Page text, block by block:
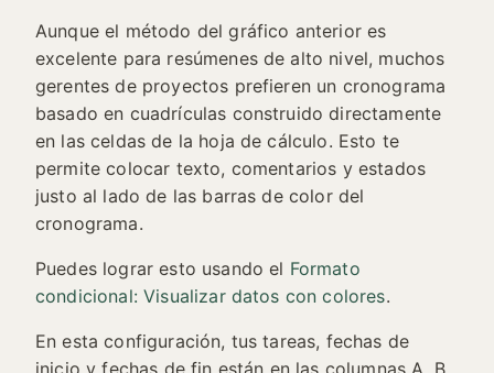
Aunque el método del gráfico anterior es
excelente para resúmenes de alto nivel, muchos
gerentes de proyectos prefieren un cronograma
basado en cuadrículas construido directamente
en las celdas de la hoja de cálculo. Esto te
permite colocar texto, comentarios y estados
justo al lado de las barras de color del
cronograma.
Puedes lograr esto usando el Formato
condicional: Visualizar datos con colores.
En esta configuración, tus tareas, fechas de
inicio y fechas de fin están en las columnas A, B